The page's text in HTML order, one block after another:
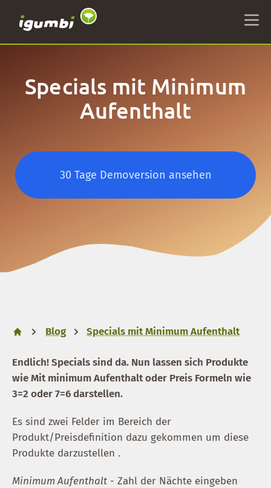
Specials mit Minimum
Aufenthalt
30 Tage Demoversion ansehen
Blog Specials mit Minimum Aufenthalt
Endlich! Specials sind da. Nun lassen sich Produkte
wie Mit minimum Aufenthalt oder Preis Formeln wie
3=2 oder 7=6 darstellen.
Es sind zwei Felder im Bereich der
Produkt/Preisdefinition dazu gekommen um diese
Produkte darzustellen .
Minimum Aufenthalt - Zahl der Nächte eingeben